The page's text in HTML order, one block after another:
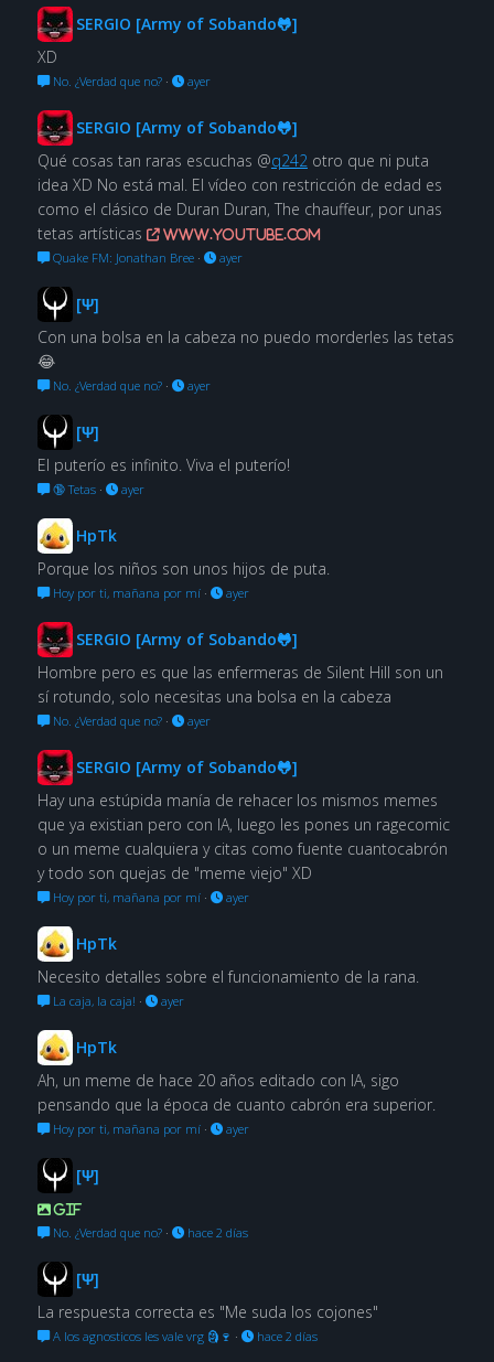
SERGIO [Army of Sobando🐸]
XD
No. ¿Verdad que no?· ayer
SERGIO [Army of Sobando🐸]
Qué cosas tan raras escuchas @q242 otro que ni puta
idea XD No está mal. El vídeo con restricción de edad es
como el clásico de Duran Duran, The chauffeur, por unas
tetas artísticas
www.youtube.com
Quake FM: Jonathan Bree· ayer
[Ψ]
Con una bolsa en la cabeza no puedo morderles las tetas
😂
No. ¿Verdad que no?· ayer
[Ψ]
El puterío es infinito. Viva el puterío!
🔞 Tetas· ayer
HpTk
Porque los niños son unos hijos de puta.
Hoy por ti, mañana por mí· ayer
SERGIO [Army of Sobando🐸]
Hombre pero es que las enfermeras de Silent Hill son un
sí rotundo, solo necesitas una bolsa en la cabeza
No. ¿Verdad que no?· ayer
SERGIO [Army of Sobando🐸]
Hay una estúpida manía de rehacer los mismos memes
que ya existian pero con IA, luego les pones un ragecomic
o un meme cualquiera y citas como fuente cuantocabrón
y todo son quejas de "meme viejo" XD
Hoy por ti, mañana por mí· ayer
HpTk
Necesito detalles sobre el funcionamiento de la rana.
La caja, la caja! · ayer
HpTk
Ah, un meme de hace 20 años editado con IA, sigo
pensando que la época de cuanto cabrón era superior.
Hoy por ti, mañana por mí· ayer
[Ψ]
GIF
No. ¿Verdad que no?· hace 2 días
[Ψ]
La respuesta correcta es "Me suda los cojones"
A los agnosticos les vale vrg 🗿🍷 · hace 2 días